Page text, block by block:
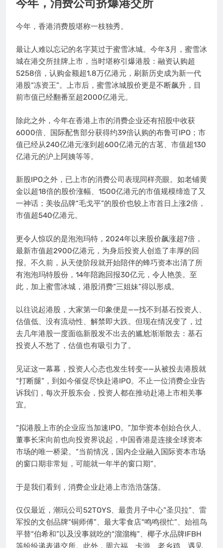
今年，消费公司挤爆港交所
今年，香港消费股堪称一枝独秀。
最让人难以忘记的名字莫过于蜜雪冰城。今年3月，蜜雪冰
城在港交所挂牌上市，当时堪称引爆港股：融资认购超
5258倍，认购金额超1.8万亿港元，刷新历史成为新一代
港股“冻资王”。上市后，蜜雪冰城股价更是不断飙升，目
前市值已经翻番至超2000亿港元。
除此之外，今年在香港上市的消费企业还有招股中收获
6000倍、国际配售部分获得约39倍认购的布鲁可IPO；市
值已经从240亿港元涨到超600亿港元的古茗、市值超130
亿港元的沪上阿姨等等。
新股IPO之外，已上市的消费公司表现同样亮眼。如老铺黄
金以超18倍的股价涨幅、1500亿港元的市值规模缔造了又
一神话；美妆品牌“毛戈平”的股价也较上市首日上涨2倍，
市值超540亿港元。
更令人惊叹的是泡泡玛特，2024年以来股价飙涨超7倍，
最新市值超2900亿港元，为身后投资人创造了丰厚的回
报。不久前，从天使阶段就开始陪伴的蜂巧资本出清了所
有泡泡玛特股份，14年陪跑回报30亿元，令人艳羡。至
此，加上蜜雪冰城，港股消费“三姐妹”得以形成。
以往说起港股，大家第一印象便是——找不到基石投资人、
估值低、没有流动性、解禁即大跌。但现在情况变了，过
去几年港股一度面临新股发不出去的尴尬渐渐散去：基石
投资人不愁了，估值也有吸引力了。
见证这一幕幕，投资人心态也发生转变——从被投去港股就
“打断腿”，到如今催促尽快赴港IPO。不止一位消费企业告
诉我们，每次开股东会，投资人都在推动赴港上市相关事
宜。
“拟港股上市的企业应当加速IPO。”加华资本创始合伙人、
董事长宋向前也向投资界说起，中国香港是连接全球资本
市场的唯一桥梁。“当前情况，国内企业融入国际资本市场
的窗口期非常短，可能就一年半的窗口期”。
于是我们看到，消费企业赴港上市浩浩荡荡。
仅仅最近，潮玩公司52TOYS、最贵月子中心“圣贝拉”、雷
军投的文创品牌“铜师傅”、最大零食店“鸣鸣很忙”、始祖鸟
平替“伯希和”以及没事就吃的“溜溜梅”、椰子水品牌IFBH
等纷纷递表港交所。此外，周六福、卡游、老乡鸡、遇见